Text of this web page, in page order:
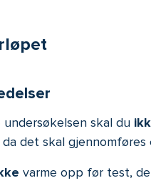
undersøkelsen skal du
det skal gjennomføres
varme opp før test,